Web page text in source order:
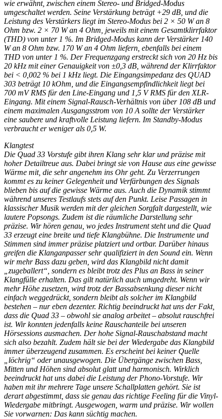
wie erwähnt, zwischen einem Stereo- und Bridged-Modus
umgeschaltet werden. Seine Verstärkung beträgt +29 dB, und die
Leistung des Verstärkers liegt im Stereo-Modus bei 2 × 50 W an 8
Ohm bzw. 2 × 70 W an 4 Ohm, jeweils mit einem Gesamtklirrfaktor
(THD) von unter 1 %. Im Bridged-Modus kann der Verstärker 140
W an 8 Ohm bzw. 170 W an 4 Ohm liefern, ebenfalls bei einem
THD von unter 1 %. Der Frequenzgang erstreckt sich von 20 Hz bis
20 kHz mit einer Genauigkeit von ±0,3 dB, während der Klirrfaktor
bei < 0,002 % bei 1 kHz liegt. Die Eingangsimpedanz des QUAD
303 beträgt 10 kOhm, und die Eingangsempfindlichkeit liegt bei
700 mV RMS für den Line-Eingang und 1,5 V RMS für den XLR-
Eingang. Mit einem Signal-Rausch-Verhältnis von über 108 dB und
einem maximalen Ausgangsstrom von 10 A sollte der Verstärker
eine saubere und kraftvolle Leistung liefern. Im Standby-Modus
verbraucht er weniger als 0,5 W.
Klangtest
Die Quad 33 Vorstufe gibt ihren Klang sehr klar und präzise mit
hoher Detailtreue aus. Dabei bringt sie von Hause aus eine gewisse
Wärme mit, die sehr angenehm ins Ohr geht. Zu Verzerrungen
kommt es zu keiner Gelegenheit und Verfärbungen des Signals
blieben bis auf die gewisse Wärme aus. Auch die Dynamik stimmt
während unseres Testlaufs stets auf den Punkt. Leise Passagen in
klassischer Musik werden mit der gleichen Sorgfalt dargestellt, wie
lautere Popsongs. Zudem ist die räumliche Darstellung sehr
präzise. Wir hören genau, wo jedes Instrument stehtund die Quad
33 erzeugt eine breite und tiefe Klangbühne. Die Instrumente und
Stimmen sind immer präzise platziert und ortbar. Darüber hinaus
greifen die Klanganpasser sehr qualifiziert in den Sound ein. Wenn
wir mehr Bass dazu geben, wird das Klangbild nicht damit
„zugeballert“, sondern es bleibt trotz des Plus an Bass in seiner
Klangfülle erhalten. Das gilt natürlich auch umgedreht. Wenn wir
mehr Höhe zusetzen, wird trotz der Bassabsenkung dieser nicht
einfach weggedrückt, sondern bleibt als solcher im Klangbild
bestehen – nur eben dezenter. Richtig beeindruckt hat uns der Fakt,
dass die Quad 33 – obwohl sie analog arbeitet – absolut rauschfrei
ist. Wir konnten jedenfalls keine Rauschanteile bei unseren
Hörsessions ausmachen. Der hohe Signal-Rauschabstand macht
sich also bezahlt. Zudem hält sie bei der Wiedergabe das Klangbild
immer überzeugend zusammen. Es erscheint bei keiner Quelle
„löchrig“ oder unausgewogen. Die Übergänge zwischen Bass,
Mitten und Höhen sind absolut glatt und harmonisch. Wirklich
beeindruckt hat uns dabei die Leistung der Phono-Vorstufe. Wir
haben mit ihr mehrere Tage unsere Schallplatten gehört. Sie ist
derart abgestimmt, dass sie genau das richtige Feeling für die Vinyl-
Wiedergabe mitbringt. Ausgewogen, warm und präzise. Wir wollen
Sie vorwarnen: Das kann süchtig machen.